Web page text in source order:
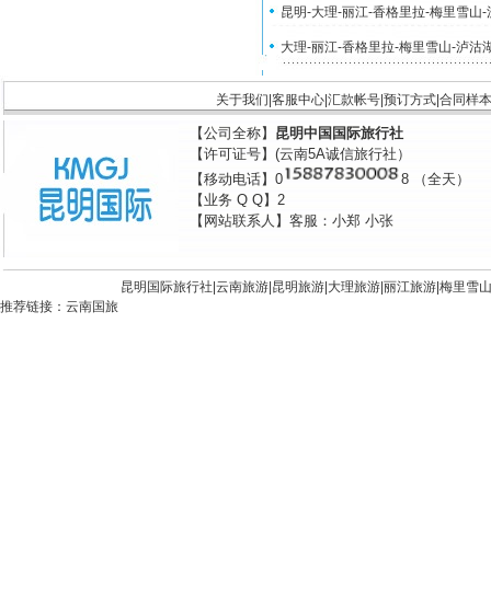
昆明-大理-丽江-香格里拉-梅里雪山
大理-丽江-香格里拉-梅里雪山-泸沽
关于我们 客服中心 汇款帐号 预订方式 合同样本
【公司全称】 昆明中国国际旅行社
【许可证号】(云南5A诚信旅行社）
【移动电话】0
8 （全天）
【业务 Q Q】2
【网站联系人】客服：小郑 小张
昆明国际旅行社| 云南旅游 昆明旅游 大理旅游 丽江旅游 梅里雪山
推荐链接： 云南国旅